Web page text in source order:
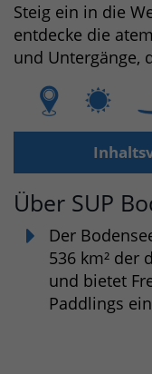
Steig ein in die
entdecke die
und Untergänge,
Über SUP
Der
536 km² der
und bietet
Paddlings